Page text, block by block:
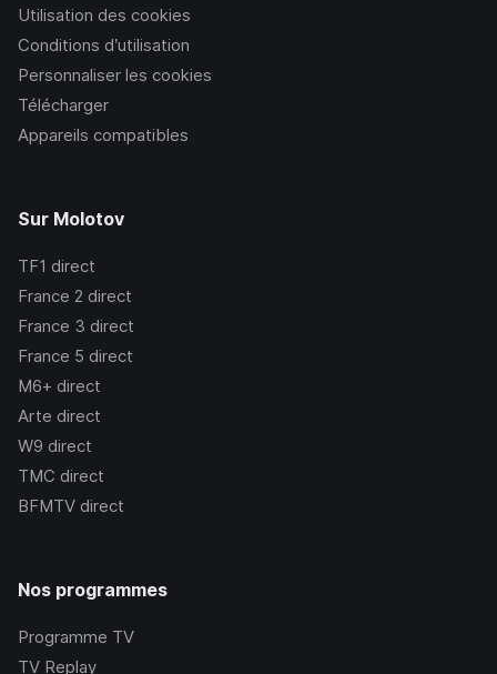
Utilisation des cookies
Conditions d’utilisation
Personnaliser les cookies
Télécharger
Appareils compatibles
Sur Molotov
TF1 direct
France 2 direct
France 3 direct
France 5 direct
M6+ direct
Arte direct
W9 direct
TMC direct
BFMTV direct
Nos programmes
Programme TV
TV Replay